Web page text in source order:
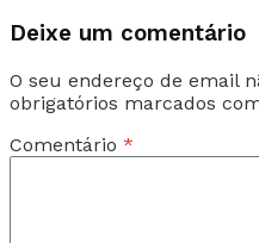
Deixe um comentário
O seu endereço de email
obrigatórios marcados
Comentário *